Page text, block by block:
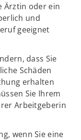
Ärztin oder ein
und
geeignet
dass Sie
Schäden
erhalten
Sie Ihrem
Arbeitgeberin
wenn Sie eine